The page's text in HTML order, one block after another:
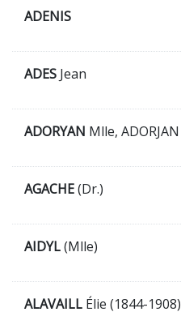
ADENIS
ADES Jean
ADORYAN Mlle, ADORJAN
AGACHE(Dr.)
AIDYL(Mlle)
ALAVAILL Élie (1844-1908)